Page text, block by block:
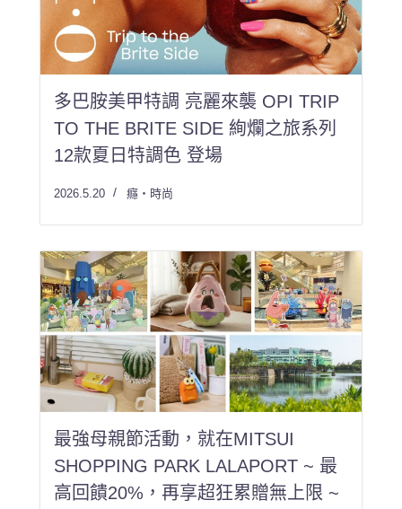
多巴胺美甲特調 亮麗來襲 OPI TRIP
TO THE BRITE SIDE 絢爛之旅系列
12款夏日特調色 登場
2026.5.20 癮・時尚
最強母親節活動，就在MITSUI
SHOPPING PARK LALAPORT ~ 最
高回饋20%，再享超狂累贈無上限 ~